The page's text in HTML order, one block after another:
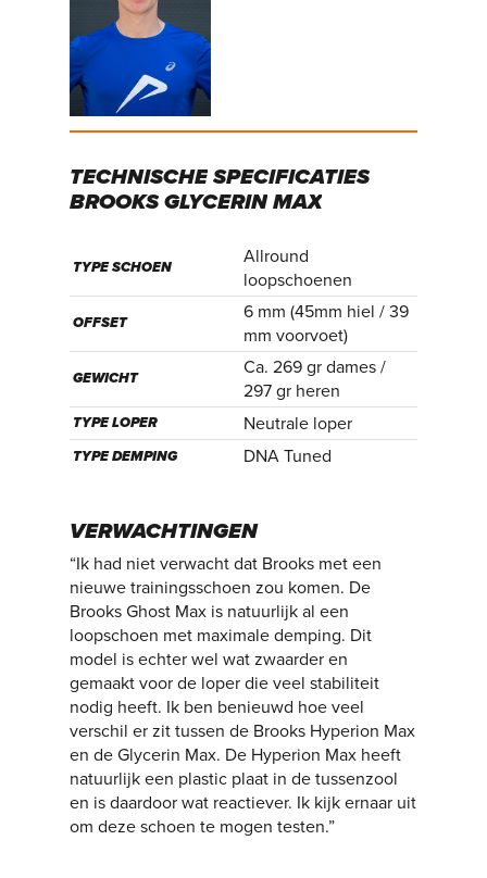
TECHNISCHE SPECIFICATIES
BROOKS GLYCERIN MAX
TYPE SCHOEN
Allround
loopschoenen
OFFSET
6 mm (45mm hiel / 39
mm voorvoet)
GEWICHT
Ca. 269 gr dames /
297 gr heren
TYPE LOPER Neutrale loper
TYPE DEMPING DNA Tuned
VERWACHTINGEN
“Ik had niet verwacht dat Brooks met een
nieuwe trainingsschoen zou komen. De
Brooks Ghost Max is natuurlijk al een
loopschoen met maximale demping. Dit
model is echter wel wat zwaarder en
gemaakt voor de loper die veel stabiliteit
nodig heeft. Ik ben benieuwd hoe veel
verschil er zit tussen de Brooks Hyperion Max
en de Glycerin Max. De Hyperion Max heeft
natuurlijk een plastic plaat in de tussenzool
en is daardoor wat reactiever. Ik kijk ernaar uit
om deze schoen te mogen testen.”